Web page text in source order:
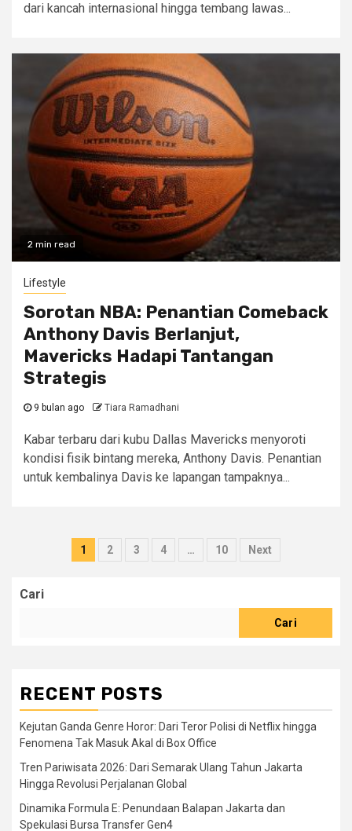
dari kancah internasional hingga tembang lawas...
2 min read
Lifestyle
Sorotan NBA: Penantian Comeback
Anthony Davis Berlanjut,
Mavericks Hadapi Tantangan
Strategis
9 bulan ago Tiara Ramadhani
Kabar terbaru dari kubu Dallas Mavericks menyoroti
kondisi fisik bintang mereka, Anthony Davis. Penantian
untuk kembalinya Davis ke lapangan tampaknya...
Paginasi
1 2 3 4 … 10 Next
Cari
Cari
RECENT POSTS
Kejutan Ganda Genre Horor: Dari Teror Polisi di Netflix hingga
Fenomena Tak Masuk Akal di Box Office
Tren Pariwisata 2026: Dari Semarak Ulang Tahun Jakarta
Hingga Revolusi Perjalanan Global
Dinamika Formula E: Penundaan Balapan Jakarta dan
Spekulasi Bursa Transfer Gen4